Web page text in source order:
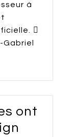
à

ont